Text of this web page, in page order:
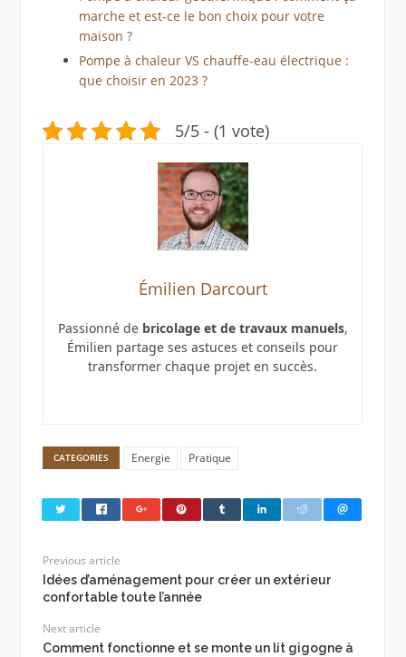
marche et est-ce le bon choix pour votre
maison ?
Pompe à chaleur VS chauffe-eau électrique :
que choisir en 2023 ?
5/5 - (1 vote)
Émilien Darcourt
Passionné de bricolage et de travaux manuels,
Émilien partage ses astuces et conseils pour
transformer chaque projet en succès.
CATEGORIES Energie Pratique
Previous article
Idées d’aménagement pour créer un extérieur
confortable toute l’année
Next article
Comment fonctionne et se monte un lit gigogne à